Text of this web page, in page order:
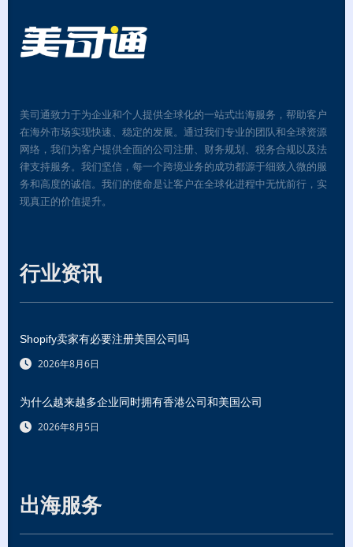
美司通致力于为企业和个人提供全球化的一站式出海服务，帮助客户
在海外市场实现快速、稳定的发展。通过我们专业的团队和全球资源
网络，我们为客户提供全面的公司注册、财务规划、税务合规以及法
律支持服务。我们坚信，每一个跨境业务的成功都源于细致入微的服
务和高度的诚信。我们的使命是让客户在全球化进程中无忧前行，实
现真正的价值提升。
行业资讯
Shopify卖家有必要注册美国公司吗
2026年8月6日
为什么越来越多企业同时拥有香港公司和美国公司
2026年8月5日
出海服务